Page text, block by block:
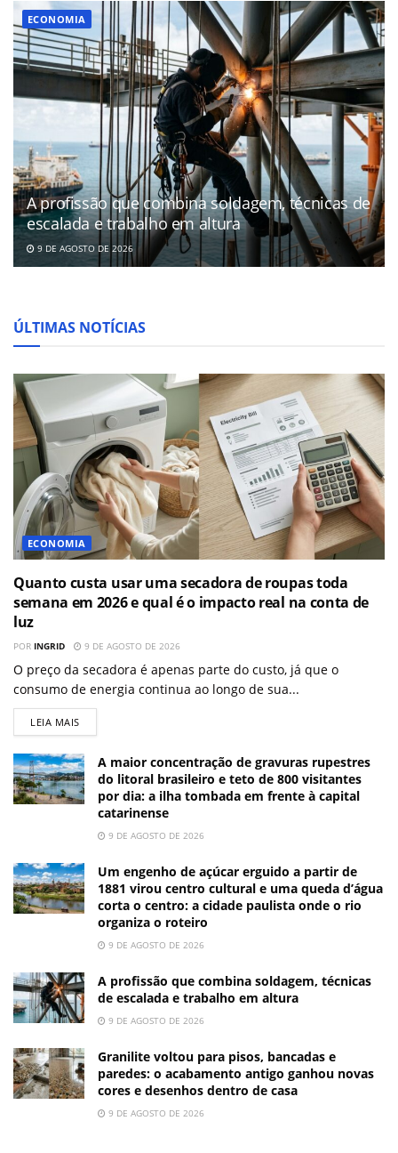
ECONOMIA
A profissão que combina soldagem, técnicas de
escalada e trabalho em altura
9 DE AGOSTO DE 2026
ÚLTIMAS NOTÍCIAS
ECONOMIA
Quanto custa usar uma secadora de roupas toda
semana em 2026 e qual é o impacto real na conta de
luz
POR INGRID 9 DE AGOSTO DE 2026
O preço da secadora é apenas parte do custo, já que o
consumo de energia continua ao longo de sua...
LEIA MAIS
A maior concentração de gravuras rupestres
do litoral brasileiro e teto de 800 visitantes
por dia: a ilha tombada em frente à capital
catarinense
9 DE AGOSTO DE 2026
Um engenho de açúcar erguido a partir de
1881 virou centro cultural e uma queda d’água
corta o centro: a cidade paulista onde o rio
organiza o roteiro
9 DE AGOSTO DE 2026
A profissão que combina soldagem, técnicas
de escalada e trabalho em altura
9 DE AGOSTO DE 2026
Granilite voltou para pisos, bancadas e
paredes: o acabamento antigo ganhou novas
cores e desenhos dentro de casa
9 DE AGOSTO DE 2026